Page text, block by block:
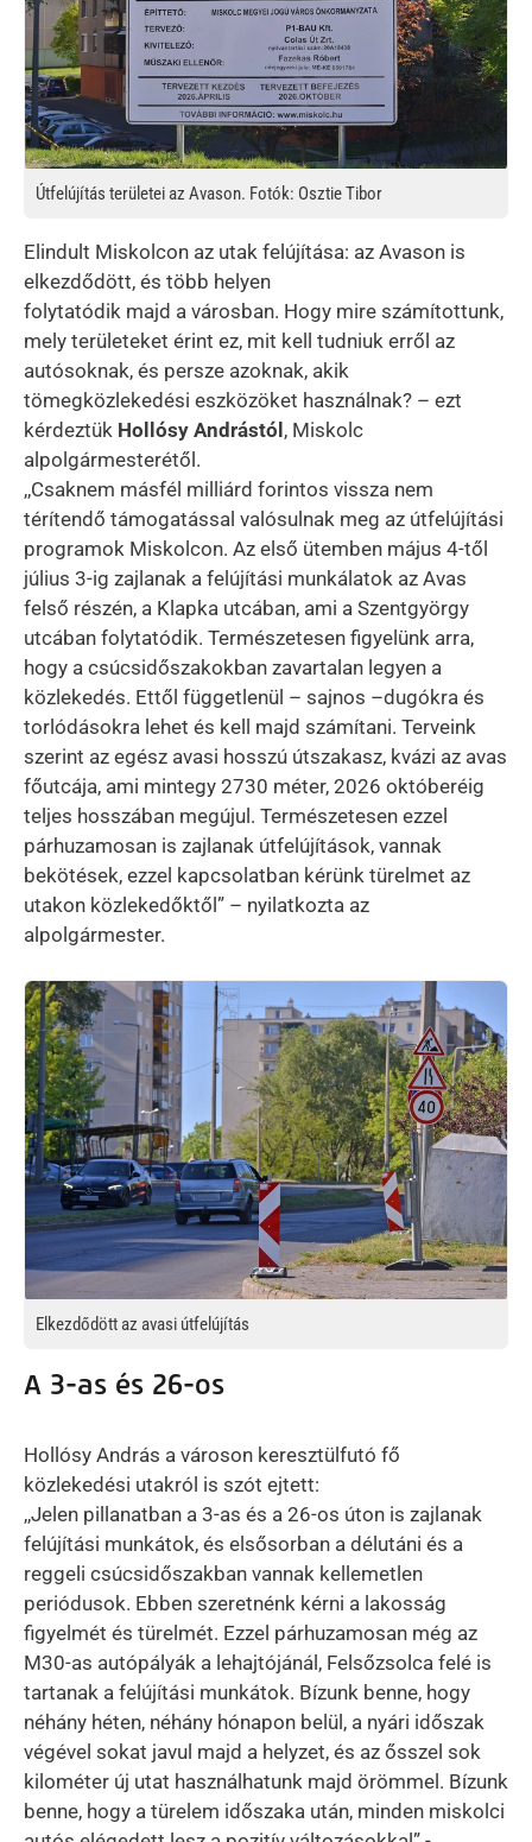
Útfelújítás területei az Avason. Fotók: Osztie Tibor
Elindult Miskolcon az utak felújítása: az Avason is
elkezdődött, és több helyen
folytatódik majd a városban. Hogy mire számítottunk,
mely területeket érint ez, mit kell tudniuk erről az
autósoknak, és persze azoknak, akik
tömegközlekedési eszközöket használnak? – ezt
kérdeztük Hollósy Andrástól, Miskolc
alpolgármesterétől.
,,Csaknem másfél milliárd forintos vissza nem
térítendő támogatással valósulnak meg az útfelújítási
programok Miskolcon. Az első ütemben május 4-től
július 3-ig zajlanak a felújítási munkálatok az Avas
felső részén, a Klapka utcában, ami a Szentgyörgy
utcában folytatódik. Természetesen figyelünk arra,
hogy a csúcsidőszakokban zavartalan legyen a
közlekedés. Ettől függetlenül – sajnos –dugókra és
torlódásokra lehet és kell majd számítani. Terveink
szerint az egész avasi hosszú útszakasz, kvázi az avas
főutcája, ami mintegy 2730 méter, 2026 októberéig
teljes hosszában megújul. Természetesen ezzel
párhuzamosan is zajlanak útfelújítások, vannak
bekötések, ezzel kapcsolatban kérünk türelmet az
utakon közlekedőktől” – nyilatkozta az
alpolgármester.
Kép
Elkezdődött az avasi útfelújítás
A 3-as és 26-os
Hollósy András a városon keresztülfutó fő
közlekedési utakról is szót ejtett:
,,Jelen pillanatban a 3-as és a 26-os úton is zajlanak
felújítási munkátok, és elsősorban a délutáni és a
reggeli csúcsidőszakban vannak kellemetlen
periódusok. Ebben szeretnénk kérni a lakosság
figyelmét és türelmét. Ezzel párhuzamosan még az
M30-as autópályák a lehajtójánál, Felsőzsolca felé is
tartanak a felújítási munkátok. Bízunk benne, hogy
néhány héten, néhány hónapon belül, a nyári időszak
végével sokat javul majd a helyzet, és az ősszel sok
kilométer új utat használhatunk majd örömmel. Bízunk
benne, hogy a türelem időszaka után, minden miskolci